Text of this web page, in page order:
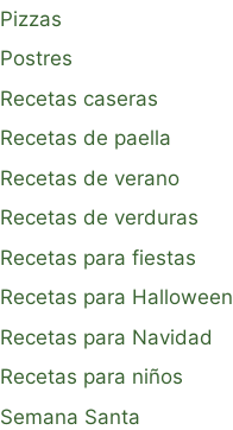
Pizzas
Postres
Recetas caseras
Recetas de paella
Recetas de verano
Recetas de verduras
Recetas para fiestas
Recetas para Halloween
Recetas para Navidad
Recetas para niños
Semana Santa